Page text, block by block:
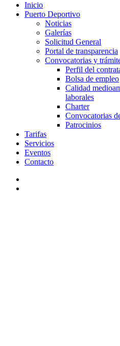
Inicio
Puerto Deportivo
Noticias
Galerías
Solicitud General
Portal de transparencia
Convocatorias y
Perfil del
Bolsa de empleo
Calidad
laborales
Charter
Convocatorias
Patrocinios
Tarifas
Servicios
Eventos
Contacto